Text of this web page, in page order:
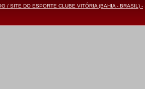
/ SITE DO ESPORTE CLUBE VITÓRIA (BAHIA - BRASIL) -